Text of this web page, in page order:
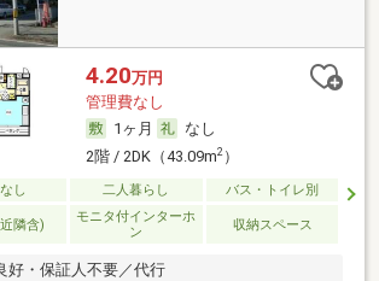
4.20万円
管理費なし
1ヶ月
なし
2階 / 2DK（43.09m2）
し 二人暮らし バス・トイレ別
隣含)
モニタ付インターホ
ン
収納スペース
好・保証人不要／代行